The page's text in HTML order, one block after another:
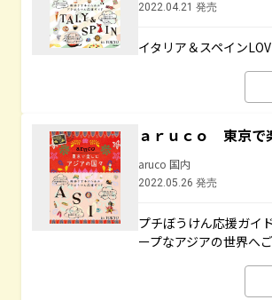
2022.04.21 発売
イタリア＆スペイン
ａｒｕｃｏ 東京で
aruco 国内
2022.05.26 発売
プチぼうけん応援ガイ
ープなアジアの世界へご